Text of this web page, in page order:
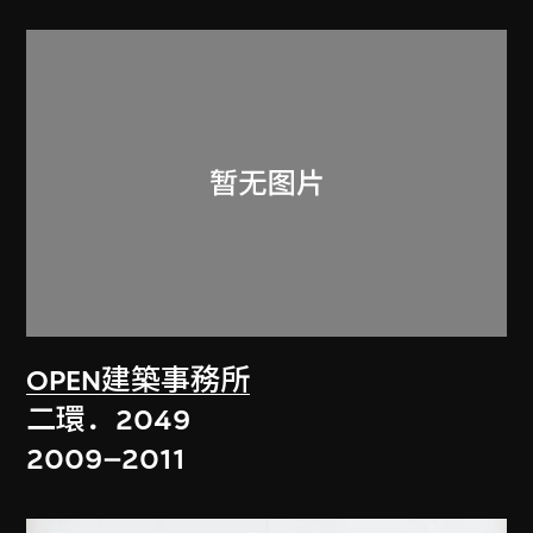
OPEN建築事務所
二環．2049
2009–2011